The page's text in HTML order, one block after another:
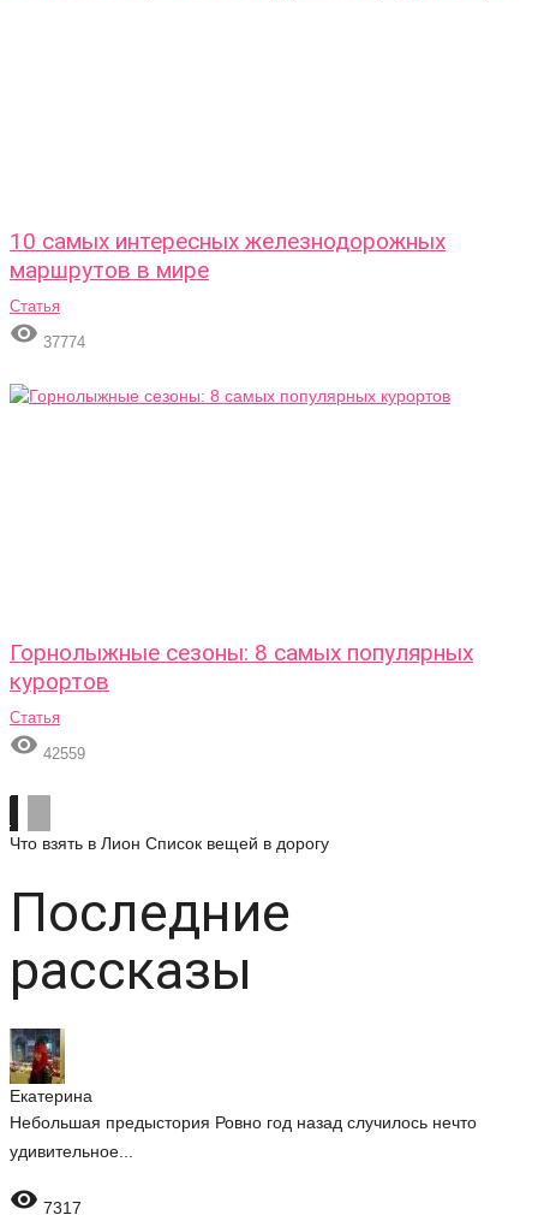
10 самых интересных железнодорожных
маршрутов в мире
Статья
 37774
Горнолыжные сезоны: 8 самых популярных
курортов
Статья
 42559
Что взять в Лион Список вещей в дорогу
Последние
рассказы
Екатерина
Небольшая предыстория Ровно год назад случилось нечто
удивительное...
 7317